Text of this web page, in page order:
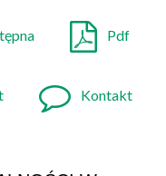
Pdf
Kontakt